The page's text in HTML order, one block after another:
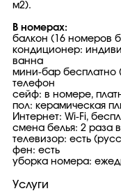
м2).
В номерах:
балкон (16 номеров
кондиционер:
ванна
мини-бар бесплатно
телефон
сейф: в номере,
пол: керамическая
Интернет: Wi-Fi,
смена белья: 2 раза
телевизор: есть
фен: есть
уборка номера:
Услуги